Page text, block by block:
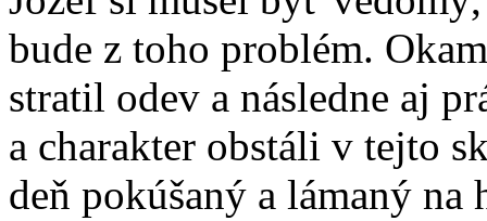
bude z toho problém.
stratil odev a následne aj
a charakter obstáli v tejto
deň pokúšaný a lámaný